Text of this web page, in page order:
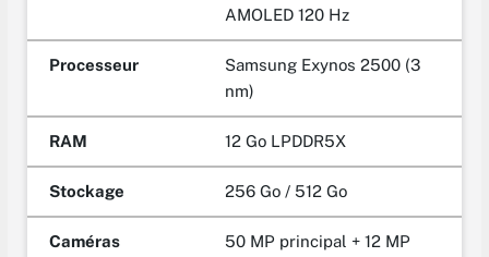
AMOLED 120 Hz
Processeur
Samsung Exynos 2500 (3
nm)
RAM 12 Go LPDDR5X
Stockage 256 Go / 512 Go
Caméras
50 MP principal + 12 MP